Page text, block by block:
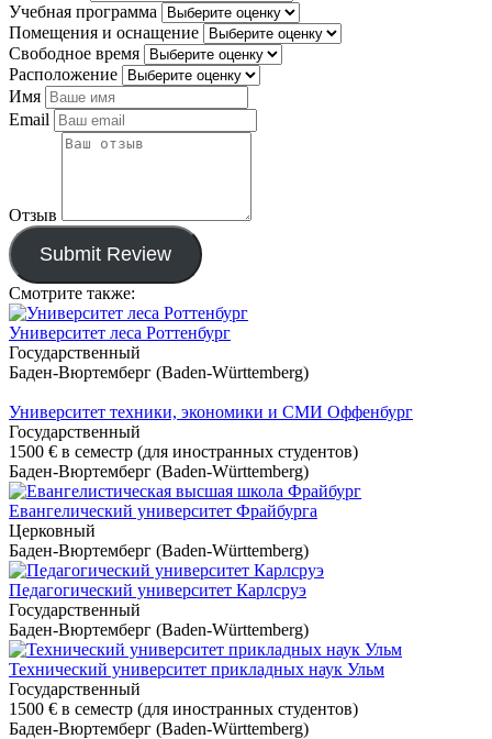
Учебная программа
Помещения и оснащение
Свободное время
Расположение
Имя
Email
Отзыв
Submit Review
Смотрите также:
Университет леса Роттенбург
Государственный
Баден-Вюртемберг (Baden-Württemberg)
Университет техники, экономики и СМИ Оффенбург
Государственный
1500 € в семестр (для иностранных студентов)
Баден-Вюртемберг (Baden-Württemberg)
Евангелический университет Фрайбурга
Церковный
Баден-Вюртемберг (Baden-Württemberg)
Педагогический университет Карлсруэ
Государственный
Баден-Вюртемберг (Baden-Württemberg)
Технический университет прикладных наук Ульм
Государственный
1500 € в семестр (для иностранных студентов)
Баден-Вюртемберг (Baden-Württemberg)